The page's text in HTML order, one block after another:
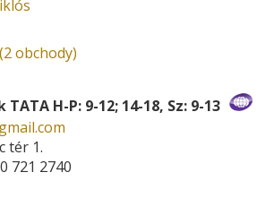
obchody)
H-P: 9-12; 14-18, Sz: 9-13
tér 1.
721 2740